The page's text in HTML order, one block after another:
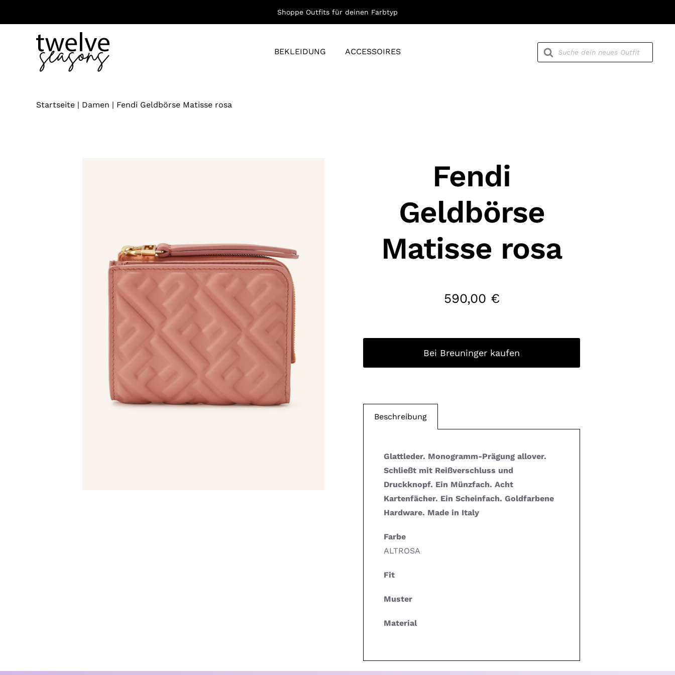
Shoppe Outfits für deinen Farbtyp
BEKLEIDUNG ACCESSOIRES
Products
search
Startseite| Damen | Fendi Geldbörse Matisse rosa
Fendi
Geldbörse
Matisse rosa
590,00 €
Bei Breuninger kaufen
Beschreibung
Glattleder. Monogramm-Prägung allover.
Schließt mit Reißverschluss und
Druckknopf. Ein Münzfach. Acht
Kartenfächer. Ein Scheinfach. Goldfarbene
Hardware. Made in Italy
Farbe
ALTROSA
Fit
Muster
Material